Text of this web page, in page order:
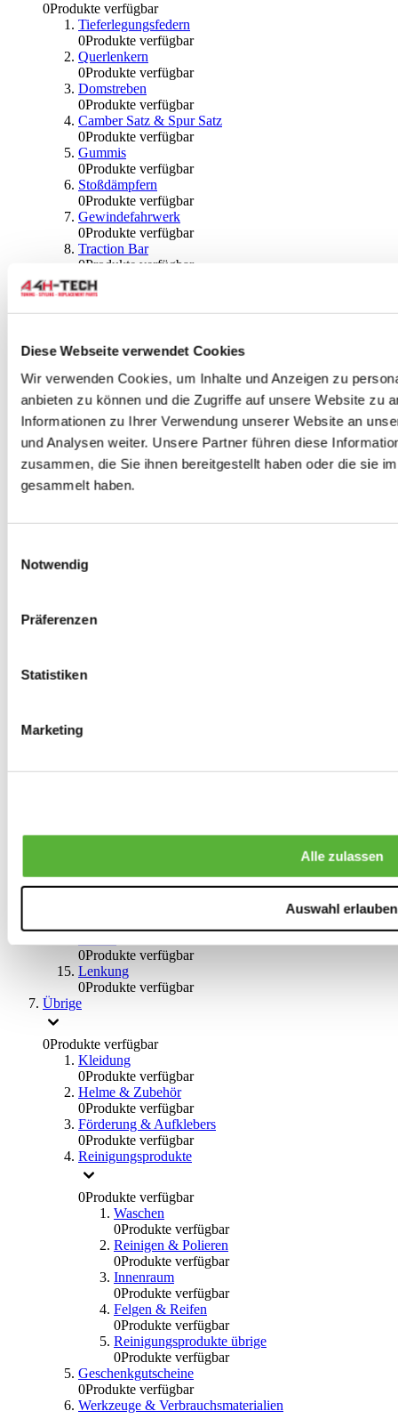
Diese Webseite verwendet Cookies
Wir verwenden Cookies, um Inhalte und Anzeigen zu
anbieten zu können und die Zugriffe auf unsere Website zu
Informationen zu Ihrer Verwendung unserer Website an
und Analysen weiter. Unsere Partner führen diese
zusammen, die Sie ihnen bereitgestellt haben oder die sie
gesammelt haben.
Notwendig
Präferenzen
Statistiken
Marketing
Alle zulassen
Auswahl erlauben
0Produkte verfügbar
Tieferlegungsfedern
0Produkte verfügbar
Querlenkern
0Produkte verfügbar
Domstreben
0Produkte verfügbar
Camber Satz & Spur Satz
0Produkte verfügbar
Gummis
0Produkte verfügbar
Stoßdämpfern
0Produkte verfügbar
Gewindefahrwerk
0Produkte verfügbar
Traction Bar
0Produkte verfügbar
Stabilisator & Zubehör
0Produkte verfügbar
Kugeln & Abdeckungen
Radlagern & Naben
0Produkte verfügbar
Räder und Zubehör
0Produkte verfügbar
Spurverbreiterungen
0Produkte verfügbar
Radmuttern
0Produkte verfügbar
Bremsen
Handbremsen
0Produkte verfügbar
0Produkte verfügbar
Lenkung
0Produkte verfügbar
Übrige
0Produkte verfügbar
Kleidung
0Produkte verfügbar
Helme & Zubehör
0Produkte verfügbar
Förderung & Aufklebers
0Produkte verfügbar
Reinigungsprodukte
0Produkte verfügbar
Waschen
0Produkte verfügbar
Reinigen & Polieren
0Produkte verfügbar
Innenraum
0Produkte verfügbar
Felgen & Reifen
0Produkte verfügbar
Reinigungsprodukte übrige
0Produkte verfügbar
Geschenkgutscheine
0Produkte verfügbar
Werkzeuge & Verbrauchsmaterialien